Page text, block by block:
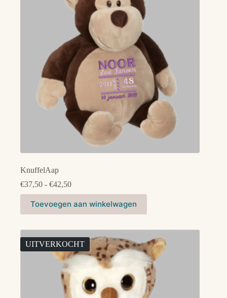
productpagina
KnuffelAap
€37,50 - €42,50Prijsklasse:
€37,50
tot
Toevoegen aan winkelwagen
product
heeft
Deze
optie
UITVERKOCHT